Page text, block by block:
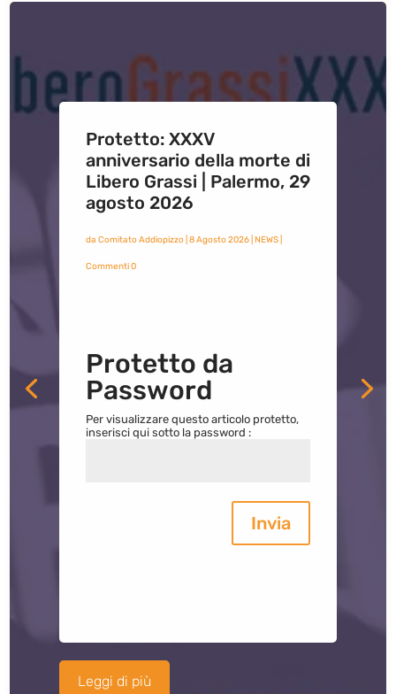
Protetto: XXXV
anniversario della morte di
Libero Grassi | Palermo, 29
agosto 2026
da Comitato Addiopizzo| 8 Agosto 2026| NEWS|
Commenti 0
Protetto da
Password
Per visualizzare questo articolo protetto,
inserisci qui sotto la password :
Invia
Leggi di più